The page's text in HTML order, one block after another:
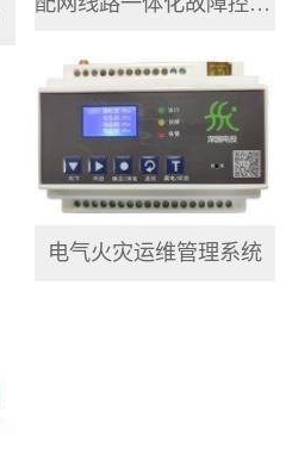
电气火灾运维管理系统